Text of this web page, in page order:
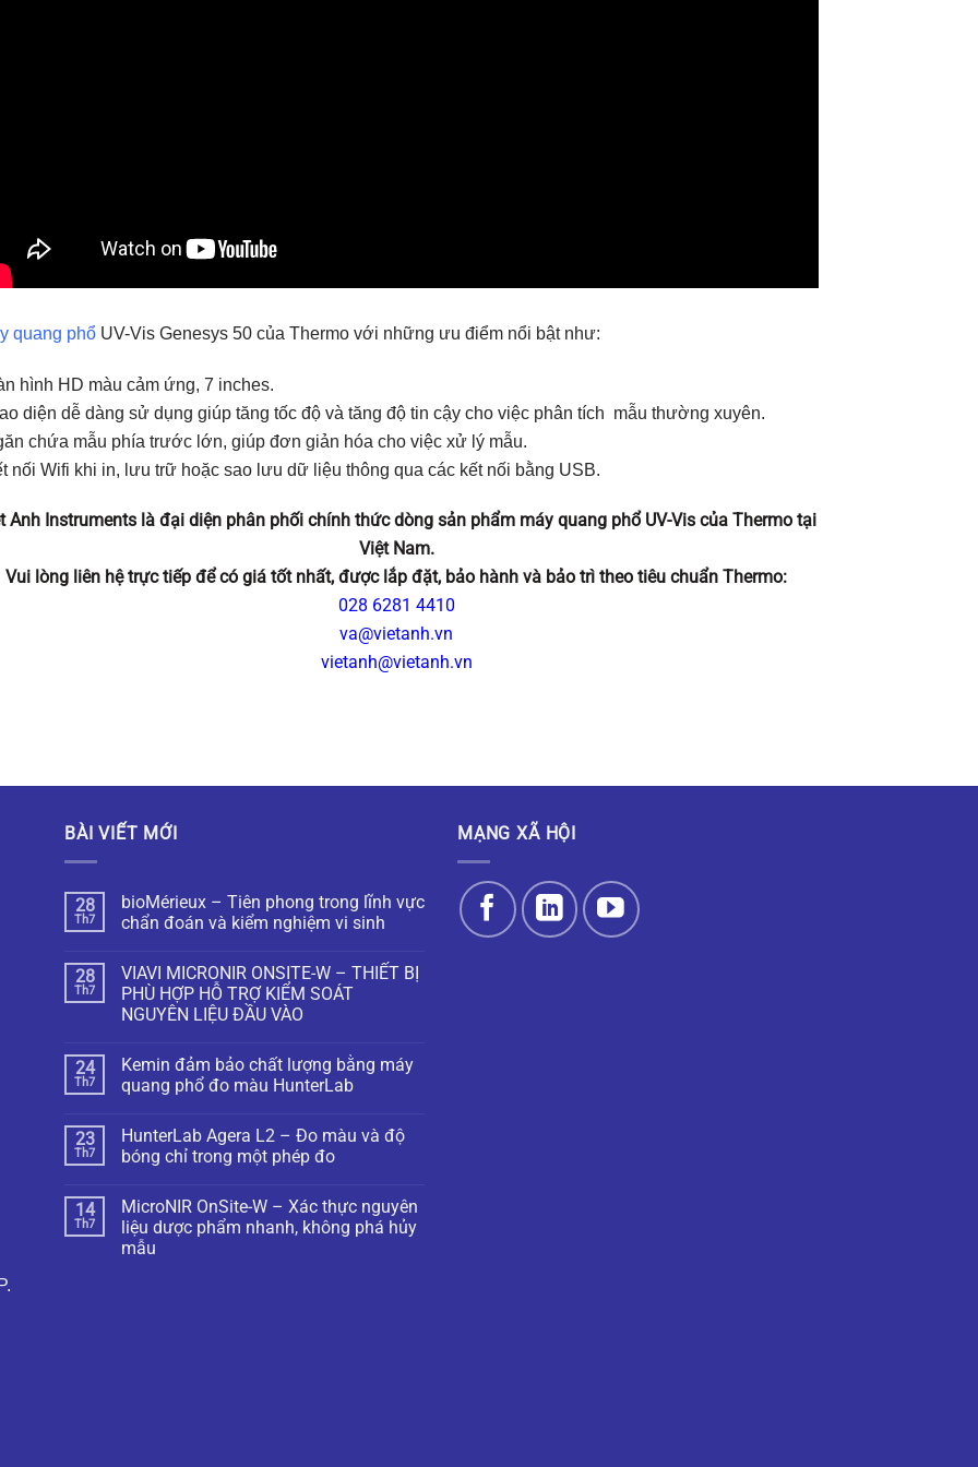
quang phổ UV-Vis Genesys 50 của Thermo với những ưu điểm nổi bật như:
hình HD màu cảm ứng, 7 inches.
diện dễ dàng sử dụng giúp tăng tốc độ và tăng độ tin cậy cho việc phân tích mẫu thường xuyên.
chứa mẫu phía trước lớn, giúp đơn giản hóa cho việc xử lý mẫu.
nối Wifi khi in, lưu trữ hoặc sao lưu dữ liệu thông qua các kết nối bằng USB.
Anh Instruments là đại diện phân phối chính thức dòng sản phẩm máy quang phổ UV-Vis của Thermo tại
Việt Nam.
Vui lòng liên hệ trực tiếp để có giá tốt nhất, được lắp đặt, bảo hành và bảo trì theo tiêu chuẩn Thermo:
028 6281 4410
va@vietanh.vn
vietanh@vietanh.vn
BÀI VIẾT MỚI
28
Th7
bioMérieux – Tiên phong trong lĩnh vực
chẩn đoán và kiểm nghiệm vi sinh
28
Th7
VIAVI MICRONIR ONSITE-W – THIẾT BỊ
PHÙ HỢP HỖ TRỢ KIỂM SOÁT
NGUYÊN LIỆU ĐẦU VÀO
24
Th7
Kemin đảm bảo chất lượng bằng máy
quang phổ đo màu HunterLab
23
Th7
HunterLab Agera L2 – Đo màu và độ
bóng chỉ trong một phép đo
14
Th7
MicroNIR OnSite-W – Xác thực nguyên
liệu dược phẩm nhanh, không phá hủy
mẫu
MẠNG XÃ HỘI